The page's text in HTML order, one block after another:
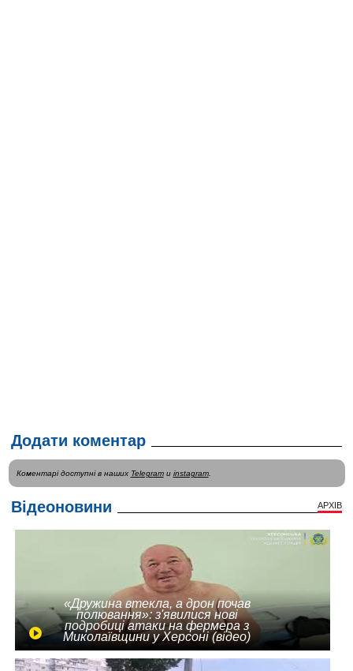
Додати коментар
Коментарі доступні в наших Telegramи instagram.
Відеоновини АРХІВ
«Дружина втекла, а дрон почав
полювання»: з'явилися нові
подробиці атаки на фермера з
Миколаївщини у Херсоні (відео)